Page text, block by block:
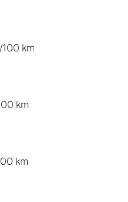
100 km
km
km